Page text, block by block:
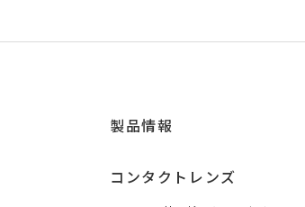
製品情報
コンタクトレンズ